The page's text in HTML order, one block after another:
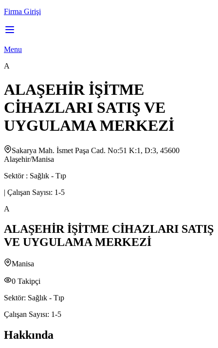
Firma Girişi
Menu
A
ALAŞEHİR İŞİTME
CİHAZLARI SATIŞ VE
UYGULAMA MERKEZİ
Sakarya Mah. İsmet Paşa Cad. No:51 K:1, D:3, 45600
Alaşehir/Manisa
Sektör : Sağlık - Tıp
| Çalışan Sayısı: 1-5
A
ALAŞEHİR İŞİTME CİHAZLARI SATIŞ
VE UYGULAMA MERKEZİ
Manisa
0 Takipçi
Sektör: Sağlık - Tıp
Çalışan Sayısı: 1-5
Hakkında